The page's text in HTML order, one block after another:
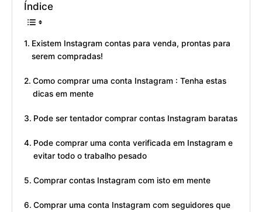
Índice
Existem Instagram contas para venda, prontas para
serem compradas!
Como comprar uma conta Instagram : Tenha estas
dicas em mente
Pode ser tentador comprar contas Instagram baratas
Pode comprar uma conta verificada em Instagram e
evitar todo o trabalho pesado
Comprar contas Instagram com isto em mente
Comprar uma conta Instagram com seguidores que